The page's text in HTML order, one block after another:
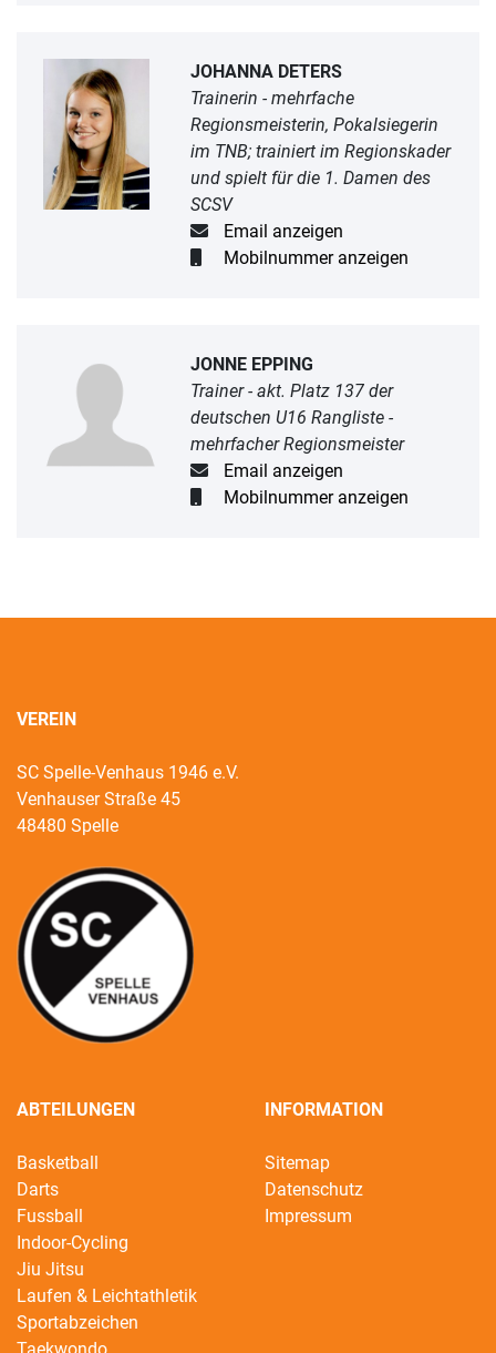
JOHANNA DETERS
Trainerin - mehrfache
Regionsmeisterin, Pokalsiegerin
im TNB; trainiert im Regionskader
und spielt für die 1. Damen des
SCSV
Email anzeigen
Mobilnummer anzeigen
JONNE EPPING
Trainer - akt. Platz 137 der
deutschen U16 Rangliste -
mehrfacher Regionsmeister
Email anzeigen
Mobilnummer anzeigen
VEREIN
SC Spelle-Venhaus 1946 e.V.
Venhauser Straße 45
48480 Spelle
ABTEILUNGEN
Basketball
Darts
Fussball
Indoor-Cycling
Jiu Jitsu
Laufen & Leichtathletik
Sportabzeichen
INFORMATION
Sitemap
Datenschutz
Impressum